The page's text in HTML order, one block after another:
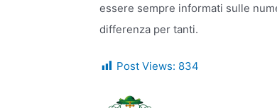
essere sempre informati sulle
differenza per tanti.
Post Views: 834